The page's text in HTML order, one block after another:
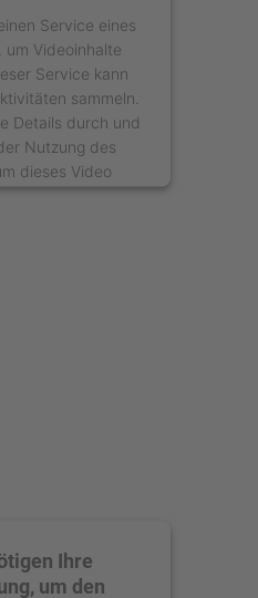
Service eines
Videoinhalte
Service kann
sammeln.
Details durch und
Nutzung des
dieses Video
Ihre
um den